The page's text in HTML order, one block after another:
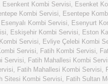
Esenkent Kombi Servisi, Esenket
Kombi Servisi, Esentepe
Esenyalı Kombi Servisi, Esenyurt
, Eskişehir Kombi Servisi, Eston
Servisi, Evliye Çelebi Kombi
Servisi, Fatih Kombi Servisi,
Servisi, Fatih Mahallesi Kombi
, Fatih Mahallesi Kombi Servisi,
Sitesi Kombi Servisi, Fatih Sultan